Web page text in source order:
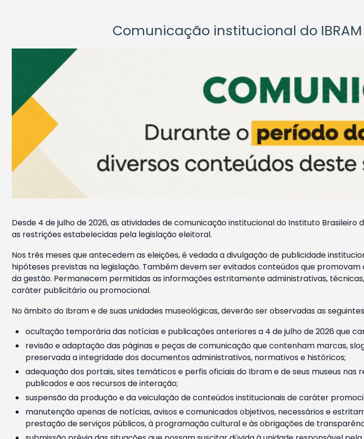
Comunicação institucional do
Desde 4 de julho de 2026, as atividades de comunicação institucional do Instituto
as restrições estabelecidas pela legislação eleitoral.
Nos três meses que antecedem as eleições, é vedada a divulgação de publicidade
hipóteses previstas na legislação. Também devem ser evitados conteúdos que
da gestão. Permanecem permitidas as informações estritamente administrativas,
caráter publicitário ou promocional.
No âmbito do Ibram e de suas unidades museológicas, deverão ser observadas as
ocultação temporária das notícias e publicações anteriores a 4 de julho de 2026 que
revisão e adaptação das páginas e peças de comunicação que contenham marcas,
preservada a integridade dos documentos administrativos, normativos e históricos;
adequação dos portais, sites temáticos e perfis oficiais do Ibram e de seus museus nas
publicados e aos recursos de interação;
suspensão da produção e da veiculação de conteúdos institucionais de caráter
manutenção apenas de notícias, avisos e comunicados objetivos, necessários e
prestação de serviços públicos, à programação cultural e às obrigações de